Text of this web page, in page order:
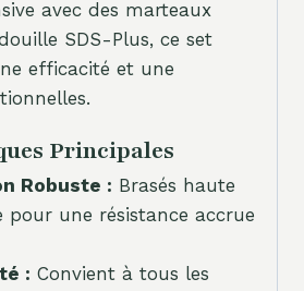
avec des marteaux
SDS-Plus, ce set
efficacité et une
Principales
Robuste : Brasés haute
pour une résistance accrue
: Convient à tous les